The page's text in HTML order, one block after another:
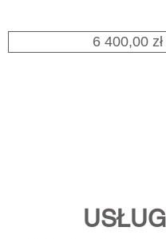
6 400,00 zł
USŁUGI